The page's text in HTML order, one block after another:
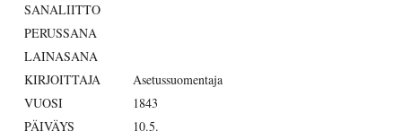
SANALIITTO
PERUSSANA
LAINASANA
KIRJOITTAJA
Asetussuomentaja
VUOSI
1843
PÄIVÄYS
10.5.